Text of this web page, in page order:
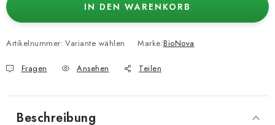
IN DEN WARENKORB
Artikelnummer: Variante wählen Marke:BioNova
Fragen Ansehen Teilen
Beschreibung